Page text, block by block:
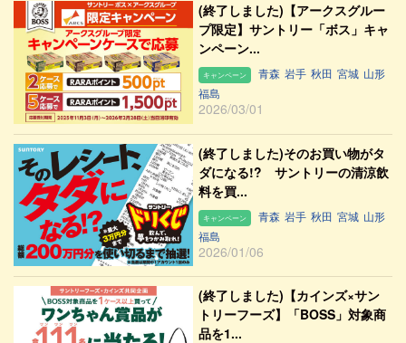
(終了しました)【アークスグルー
プ限定】サントリー「ボス」キャ
ンペーン...
キャンペーン 青森 岩手 秋田 宮城 山形
福島
2026/03/01
(終了しました)そのお買い物がタ
ダになる!? サントリーの清涼飲
料を買...
キャンペーン 青森 岩手 秋田 宮城 山形
福島
2026/01/06
(終了しました)【カインズ×サン
トリーフーズ】「BOSS」対象商
品を1...